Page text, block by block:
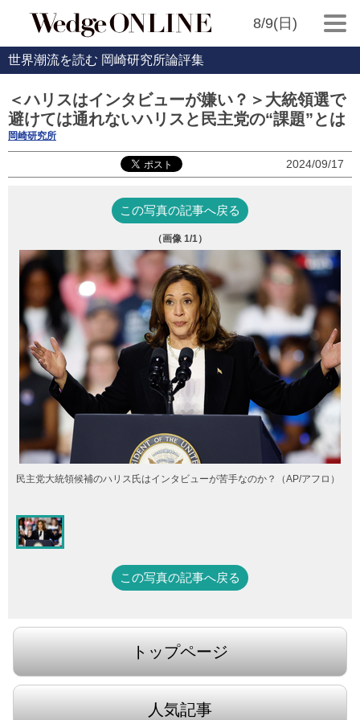
8/9(日)
世界潮流を読む 岡崎研究所論評集
＜ハリスはインタビューが嫌い？＞大統領選で
避けては通れないハリスと民主党の“課題”とは
岡崎研究所
2024/09/17
この写真の記事へ戻る
（画像 1/1）
民主党大統領候補のハリス氏はインタビューが苦手なのか？（AP/アフロ）
この写真の記事へ戻る
トップページ
人気記事